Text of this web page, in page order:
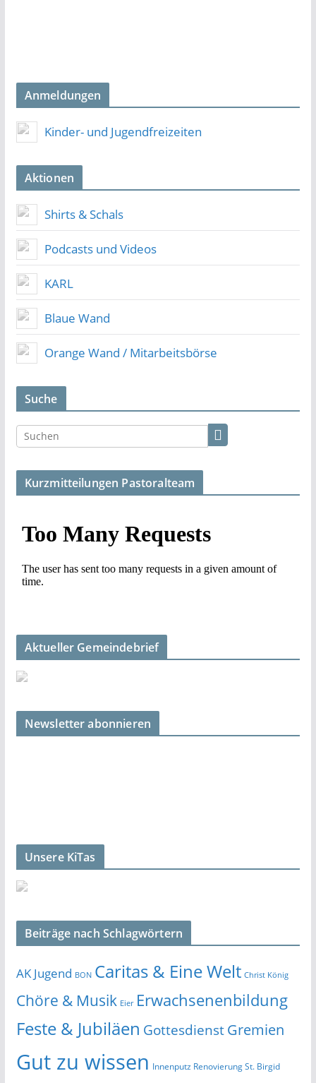
Anmeldungen
Kinder- und Jugendfreizeiten
Aktionen
Shirts & Schals
Podcasts und Videos
KARL
Blaue Wand
Orange Wand / Mitarbeitsbörse
Suche
Kurzmitteilungen Pastoralteam
Aktueller Gemeindebrief
Newsletter abonnieren
Unsere KiTas
Beiträge nach Schlagwörtern
AK Jugend BON Caritas & Eine Welt Christ König
Chöre & Musik Eier Erwachsenenbildung
Feste & Jubiläen GottesdienstGremien
Gut zu wissen Innenputz Renovierung St. Birgid